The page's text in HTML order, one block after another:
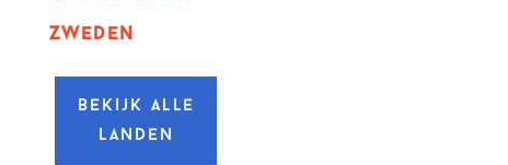
zweden
Bekijk alle
landen